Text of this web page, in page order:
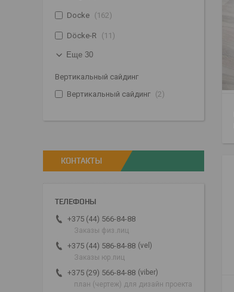
Docke 162
Döcke-R 11
Еще 30
Вертикальный сайдинг
Вертикальный сайдинг
2
КОНТАКТЫ
+375 (44) 566-84-88
Заказы физ.лиц
+375 (44) 586-84-88 vel
Заказы юр.лиц
+375 (29) 566-84-88 viber
план (чертеж) для дизайн проекта